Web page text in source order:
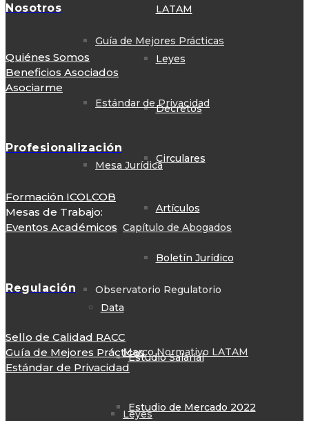
LATAM
Leyes
Decretos
Circulares
Artículos
Boletín Jurídico
Data
Estudio Salarial
Estudio de Mercado 2022
Guía de Mejores Prácticas
Estándar de Privacidad
Mesa Jurídica
Capítulo de Abogados
Observatorio Regulatorio
Marco Normativo LATAM
Leyes
Nosotros
Quiénes Somos
Beneficios Asociados
Asociarme
Profesionalización
Formación ICOLCOB
Mesas de Trabajo:
Eventos Académicos
Regulación
Sello de Calidad RACC
Guía de Mejores Prácticas
Estándar de Privacidad